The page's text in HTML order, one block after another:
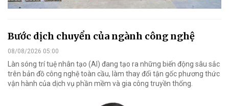
Bước dịch chuyển của ngành công nghệ
08/08/2026 05:00
Làn sóng trí tuệ nhân tạo (AI) đang tạo ra những biến động sâu sắc
trên bản đồ công nghệ toàn cầu, làm thay đổi tận gốc phương thức
vận hành của dịch vụ phần mềm và gia công truyền thống.